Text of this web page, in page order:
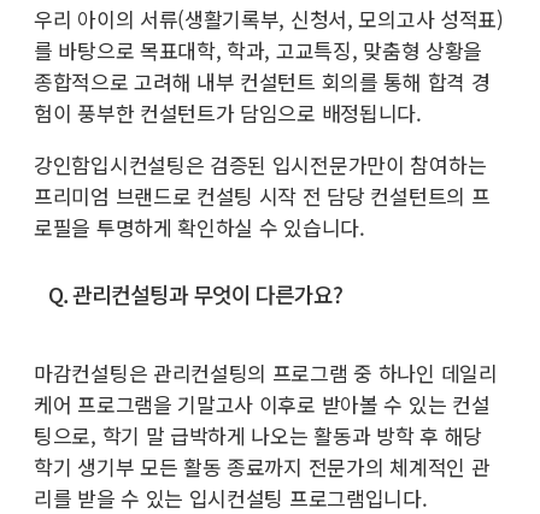
우리 아이의 서류(생활기록부, 신청서, 모의고사 성적표)
를 바탕으로 목표대학, 학과, 고교특징, 맞춤형 상황을
종합적으로 고려해 내부 컨설턴트 회의를 통해 합격 경
험이 풍부한 컨설턴트가 담임으로 배정됩니다.
강인함입시컨설팅은 검증된 입시전문가만이 참여하는
프리미엄 브랜드로 컨설팅 시작 전 담당 컨설턴트의 프
로필을 투명하게 확인하실 수 있습니다.
Q. 관리컨설팅과 무엇이 다른가요?
마감컨설팅은 관리컨설팅의 프로그램 중 하나인 데일리
케어 프로그램을 기말고사 이후로 받아볼 수 있는 컨설
팅으로, 학기 말 급박하게 나오는 활동과 방학 후 해당
학기 생기부 모든 활동 종료까지 전문가의 체계적인 관
리를 받을 수 있는 입시컨설팅 프로그램입니다.